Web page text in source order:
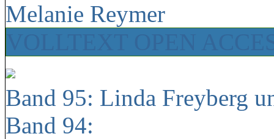
Melanie Reymer
Band 95: Linda Freyberg
Band 94: